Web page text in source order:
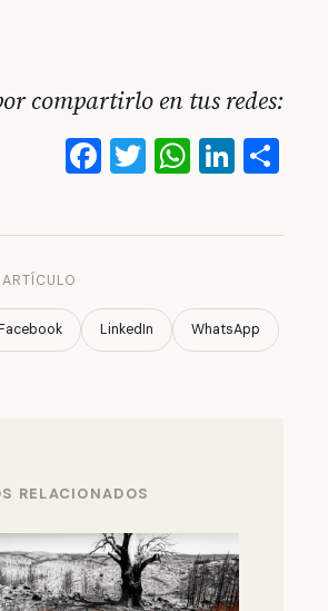
compartirlo en tus redes:
Facebook
Twitter
LinkedIn WhatsApp
RELACIONADOS